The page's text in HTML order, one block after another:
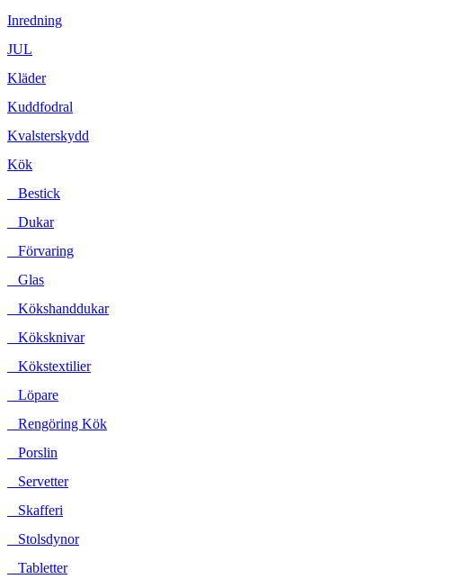
Inredning
JUL
Kläder
Kuddfodral
Kvalsterskydd
Kök
Bestick
Dukar
Förvaring
Glas
Kökshanddukar
Köksknivar
Kökstextilier
Löpare
Rengöring Kök
Porslin
Servetter
Skafferi
Stolsdynor
Tabletter